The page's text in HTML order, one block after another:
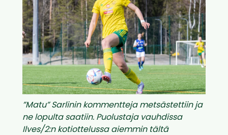
”Matu” Sarlinin kommentteja metsästettiin ja
ne lopulta saatiin. Puolustaja vauhdissa
Ilves/2:n kotiottelussa aiemmin tältä